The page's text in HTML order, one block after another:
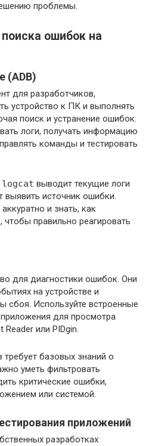
проблемы.
ошибок на
(ADB)
для разработчиков,
устройство к ПК и выполнять
поиск и устранение ошибок.
логи, получать информацию
команды и тестировать
logcat выводит текущие логи
выявить источник ошибки.
и знать, как
чтобы правильно реагировать
для диагностики ошибок. Они
на устройстве и
сбоя. Используйте встроенные
для просмотра
или PIDgin.
требует базовых знаний о
уметь фильтровать
критические ошибки,
или системой.
приложений
разработках